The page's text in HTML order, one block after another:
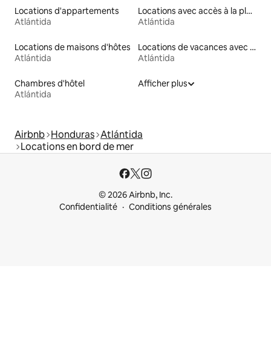
Locations d'appartements
Atlántida
Locations avec accès à la plage
Atlántida
Locations de maisons d'hôtes
Atlántida
Locations de vacances avec piscine
Atlántida
Chambres d'hôtel
Atlántida
Afficher plus
Airbnb Honduras Atlántida
Locations en bord de mer
© 2026 Airbnb, Inc.
Confidentialité
Conditions générales